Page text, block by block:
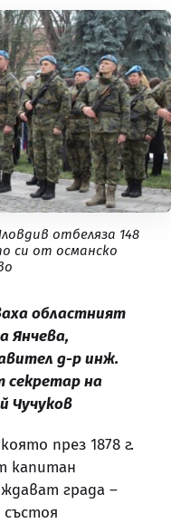
отбеляза 148
си от османско
областният
Янчева,
д-р инж.
секретар на
Чучуков
през 1878 г.
капитан
града –
състоя